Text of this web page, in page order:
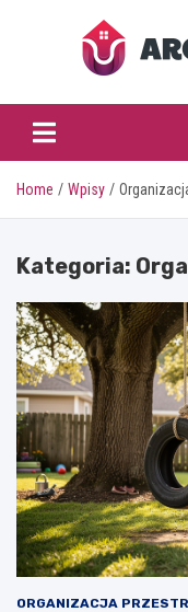
Home Wpisy
Kategoria:
ORGANIZACJA